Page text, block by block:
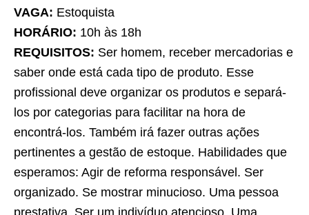
VAGA: Estoquista
HORÁRIO: 10h às 18h
REQUISITOS: Ser homem, receber mercadorias e
saber onde está cada tipo de produto. Esse
profissional deve organizar os produtos e separá-
los por categorias para facilitar na hora de
encontrá-los. Também irá fazer outras ações
pertinentes a gestão de estoque. Habilidades que
esperamos: Agir de reforma responsável. Ser
organizado. Se mostrar minucioso. Uma pessoa
prestativa. Ser um indivíduo atencioso. Uma